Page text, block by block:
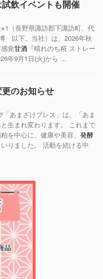
飲イベントも開催
（長野県諏訪郡下諏訪町、代
以下、当社）は、2026年秋
覚甘酒 『晴れのち糀 ストレー
年9月1日(火)から ...
のお知らせ
「あまざけプレス」は、「あま
生まれ変わります。 これまで
を中心に、健康や美容、 発酵
りました。 活動を続ける中